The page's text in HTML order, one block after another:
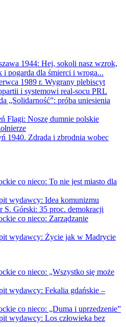
1944: Hej, sokoli nasz wzrok,
i pogarda dla śmierci i wroga...
1989 r. Wygrany plebiscyt
i systemowi real-socu PRL
„Solidarność”: próba uniesienia
Flagi: Noszę dumnie polskie
1940. Zdrada i zbrodnia wobec
co nieco: To nie jest miasto dla
wydawcy: Idea komunizmu
S. Górski: 35 proc. demokracji
co nieco: Zarządzanie
wydawcy: Życie jak w Madrycie
co nieco: „Wszystko się może
wydawcy: Fekalia gdańskie –
co nieco: „Duma i uprzedzenie”
wydawcy: Los człowieka bez